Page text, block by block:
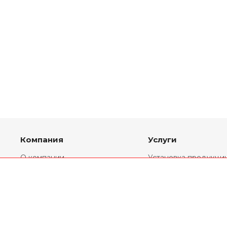
Компания
О компании
Услуги
Установка